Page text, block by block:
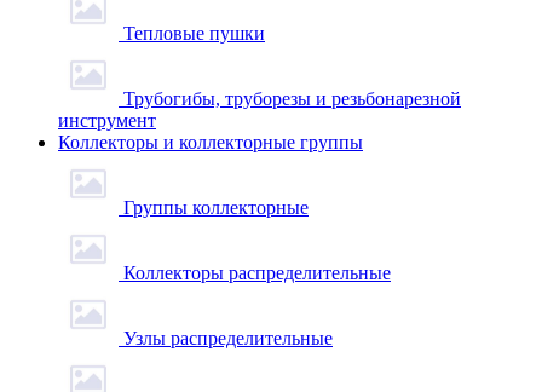
Тепловые пушки
Трубогибы, труборезы и резьбонарезной
инструмент
Коллекторы и коллекторные группы
Группы коллекторные
Коллекторы распределительные
Узлы распределительные